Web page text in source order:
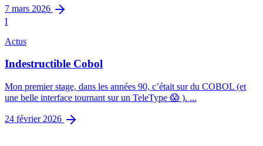
7 mars 2026
I
Actus
Indestructible Cobol
Mon premier stage, dans les années 90, c’était sur du COBOL (et
une belle interface tournant sur un TeleType 😱 ). ...
24 février 2026